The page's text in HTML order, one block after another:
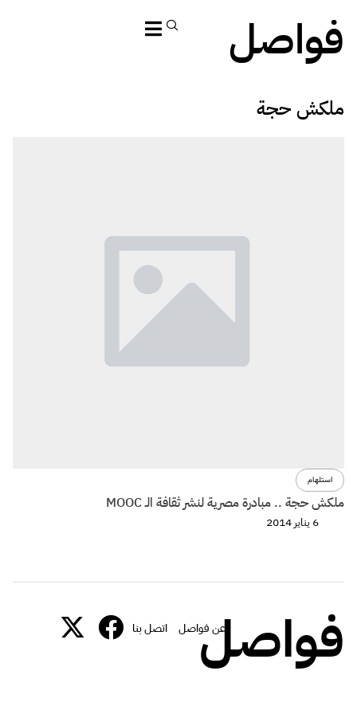
فواصل
ملكش حجة
استلهام
ملكش حجة .. مبادرة مصرية لنشر ثقافة الـ MOOC
6 يناير 2014
فواصل
عن فواصل اتصل بنا